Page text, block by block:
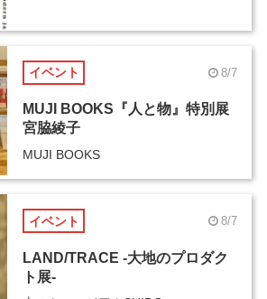
イベント 8/7
MUJI BOOKS『人と物』特別展
宮脇綾子
MUJI BOOKS
イベント 8/7
LAND/TRACE -大地のプロダク
ト展-